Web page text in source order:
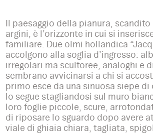
Il paesaggio della pianura, scandito
argini, è l’orizzonte in cui si
familiare. Due olmi hollandica
accolgono alla soglia d’ingresso:
irregolari ma scultoree, analoghi e
sembrano avvicinarsi a chi si
primo esce da una sinuosa siepe di
lo segue stagliandosi sul muro
loro foglie piccole, scure,
di riposare lo sguardo dopo avere
viale di ghiaia chiara, tagliata,